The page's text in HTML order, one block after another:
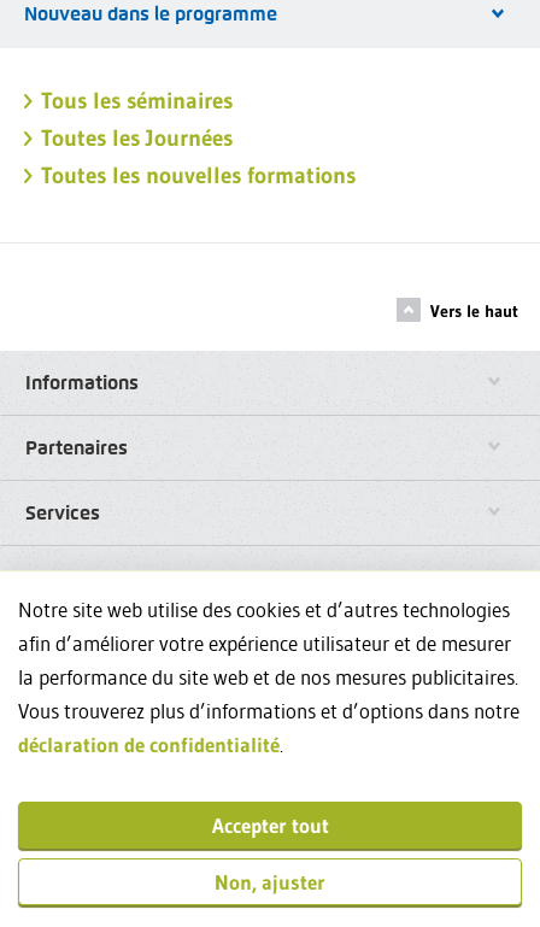
Nouveau dans le programme
Tous les séminaires
Toutes les Journées
Toutes les nouvelles formations
Vers le haut
Informations
Partenaires
Services
Liens
Réseaux sociaux
Avez-vous des questions sur nos formations continues? Nous
sommes à votre disposition au +41444348835 et
© 2026 WEKA Business Media SA, Zurich
Notre site web utilise des cookies et d’autres technologies
afin d’améliorer votre expérience utilisateur et de mesurer
la performance du site web et de nos mesures publicitaires.
Vous trouverez plus d’informations et d’options dans notre
déclaration de confidentialité
Accepter tout
Non, ajuster